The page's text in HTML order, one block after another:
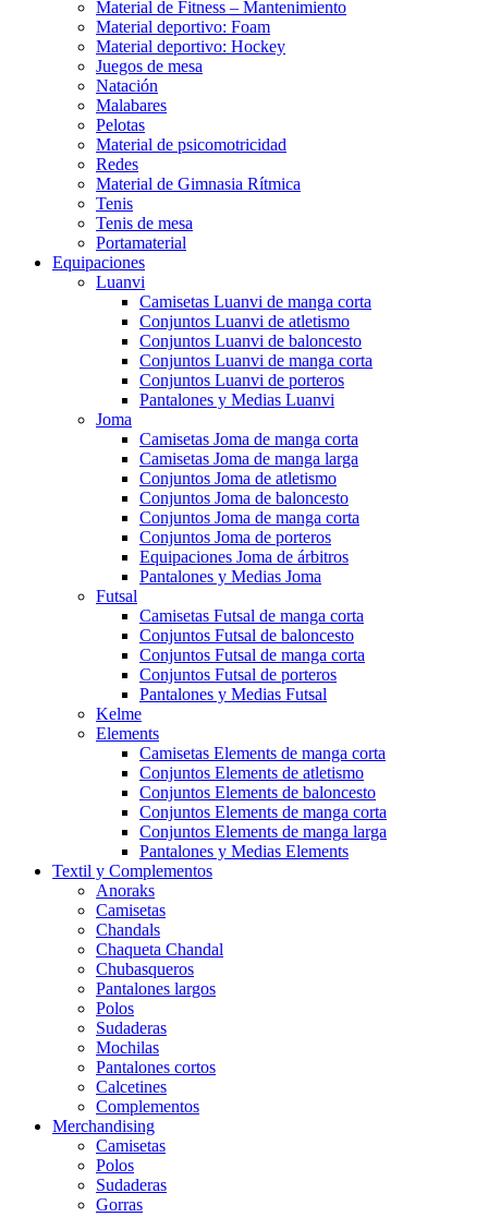
Material de Fitness – Mantenimiento
Material deportivo: Foam
Material deportivo: Hockey
Juegos de mesa
Natación
Malabares
Pelotas
Material de psicomotricidad
Redes
Material de Gimnasia Rítmica
Tenis
Tenis de mesa
Portamaterial
Equipaciones
Luanvi
Camisetas Luanvi de manga corta
Conjuntos Luanvi de atletismo
Conjuntos Luanvi de baloncesto
Conjuntos Luanvi de manga corta
Conjuntos Luanvi de porteros
Pantalones y Medias Luanvi
Joma
Camisetas Joma de manga corta
Camisetas Joma de manga larga
Conjuntos Joma de atletismo
Conjuntos Joma de baloncesto
Conjuntos Joma de manga corta
Conjuntos Joma de porteros
Equipaciones Joma de árbitros
Pantalones y Medias Joma
Futsal
Camisetas Futsal de manga corta
Conjuntos Futsal de baloncesto
Conjuntos Futsal de manga corta
Conjuntos Futsal de porteros
Pantalones y Medias Futsal
Kelme
Elements
Camisetas Elements de manga corta
Conjuntos Elements de atletismo
Conjuntos Elements de baloncesto
Conjuntos Elements de manga corta
Conjuntos Elements de manga larga
Pantalones y Medias Elements
Textil y Complementos
Anoraks
Camisetas
Chandals
Chaqueta Chandal
Chubasqueros
Pantalones largos
Polos
Sudaderas
Mochilas
Pantalones cortos
Calcetines
Complementos
Merchandising
Camisetas
Polos
Sudaderas
Gorras